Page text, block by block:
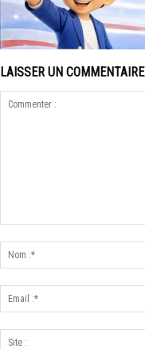
LAISSER UN COMMENTAIRE